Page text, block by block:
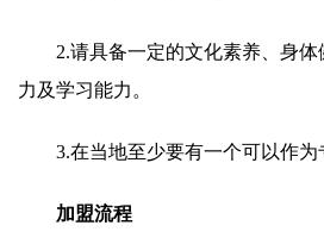
2.请具备一定的文化素养、身
力及学习能力。
3.在当地至少要有一个可以作为
加盟流程